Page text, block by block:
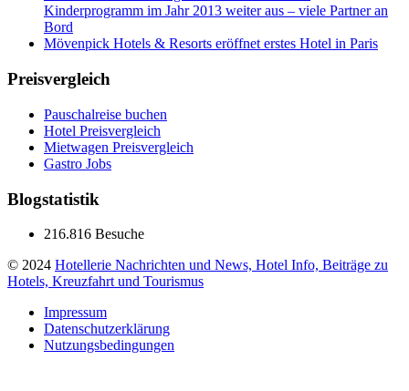
Kinderprogramm im Jahr 2013 weiter aus – viele Partner an
Bord
Mövenpick Hotels & Resorts eröffnet erstes Hotel in Paris
Preisvergleich
Pauschalreise buchen
Hotel Preisvergleich
Mietwagen Preisvergleich
Gastro Jobs
Blogstatistik
216.816 Besuche
© 2024 Hotellerie Nachrichten und News, Hotel Info, Beiträge zu
Hotels, Kreuzfahrt und Tourismus
Impressum
Datenschutzerklärung
Nutzungsbedingungen